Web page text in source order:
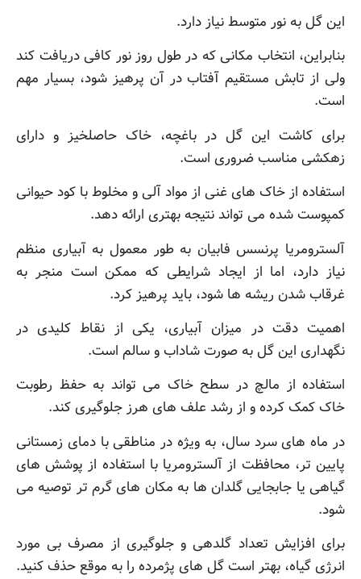
این گل به نور متوسط نیاز دارد.
بنابراین، انتخاب مکانی که در طول روز نور کافی دریافت کند
ولی از تابش مستقیم آفتاب در آن پرهیز شود، بسیار مهم
است.
برای کاشت این گل در باغچه، خاک حاصلخیز و دارای
زهکشی مناسب ضروری است.
استفاده از خاک های غنی از مواد آلی و مخلوط با کود حیوانی
کمپوست شده می تواند نتیجه بهتری ارائه دهد.
آلسترومریا پرنسس فابیان به طور معمول به آبیاری منظم
نیاز دارد، اما از ایجاد شرایطی که ممکن است منجر به
غرقاب شدن ریشه ها شود، باید پرهیز کرد.
اهمیت دقت در میزان آبیاری، یکی از نقاط کلیدی در
نگهداری این گل به صورت شاداب و سالم است.
استفاده از مالچ در سطح خاک می تواند به حفظ رطوبت
خاک کمک کرده و از رشد علف های هرز جلوگیری کند.
در ماه های سرد سال، به ویژه در مناطقی با دمای زمستانی
پایین تر، محافظت از آلسترومریا با استفاده از پوشش های
گیاهی یا جابجایی گلدان ها به مکان های گرم تر توصیه می
شود.
برای افزایش تعداد گلدهی و جلوگیری از مصرف بی مورد
انرژی گیاه، بهتر است گل های پژمرده را به موقع حذف کنید.